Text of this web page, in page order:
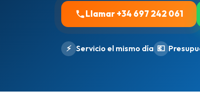
Llamar +34 697 242 061
⚡ Servicio el mismo día 💶